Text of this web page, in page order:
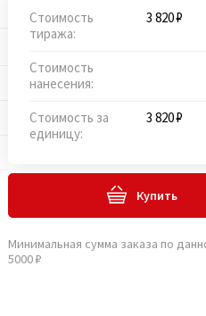
Стоимость
тиража:
3 820 ₽
Стоимость
нанесения:
Стоимость за
единицу:
3 820 ₽
Купить
Минимальная сумма заказа по
5000 ₽